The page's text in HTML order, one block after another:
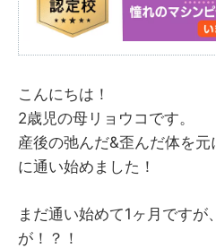
こんにちは！
2歳児の母リョウコです。
産後の弛んだ&歪んだ体を
に通い始めました！
まだ通い始めて1ヶ月ですが
が！？！